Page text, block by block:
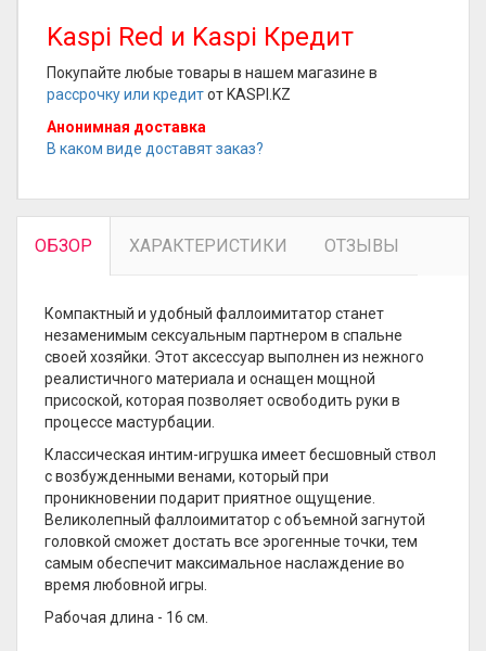
Kaspi Red и Kaspi Кредит
Покупайте любые товары в нашем магазине в
рассрочку или кредитот KASPI.KZ
Анонимная доставка
В каком виде доставят заказ?
ОБЗОР ХАРАКТЕРИСТИКИ ОТЗЫВЫ
Компактный и удобный фаллоимитатор станет
незаменимым сексуальным партнером в спальне
своей хозяйки. Этот аксессуар выполнен из нежного
реалистичного материала и оснащен мощной
присоской, которая позволяет освободить руки в
процессе мастурбации.
Классическая интим-игрушка имеет бесшовный ствол
с возбужденными венами, который при
проникновении подарит приятное ощущение.
Великолепный фаллоимитатор с объемной загнутой
головкой сможет достать все эрогенные точки, тем
самым обеспечит максимальное наслаждение во
время любовной игры.
Рабочая длина - 16 см.